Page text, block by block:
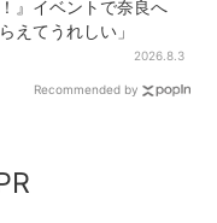
』イベントで奈良へ
えてうれしい」
2026.8.3
Recommended by